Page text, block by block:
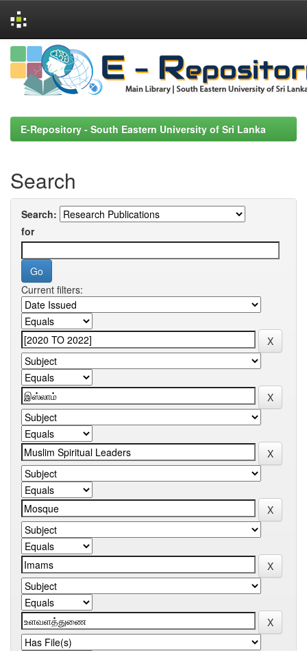
Skip
navigation
E-Repository - South Eastern University of Sri Lanka
Search
Search:
for
Current filters: